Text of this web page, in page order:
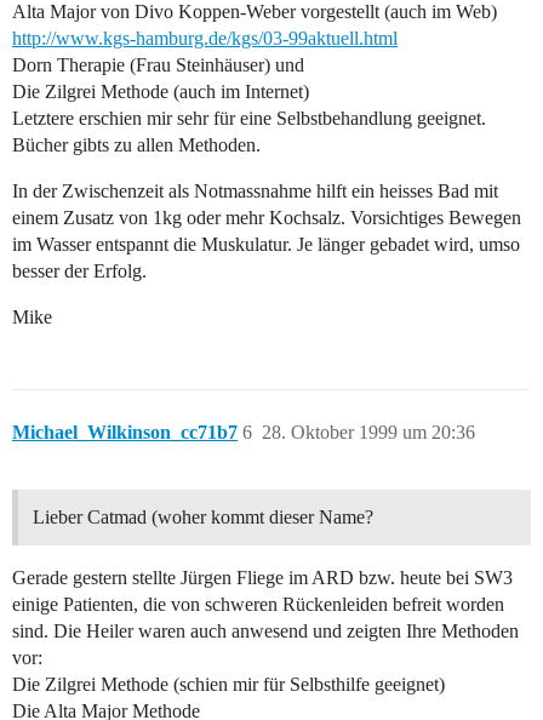
Alta Major von Divo Koppen-Weber vorgestellt (auch im Web)
http://www.kgs-hamburg.de/kgs/03-99aktuell.html
Dorn Therapie (Frau Steinhäuser) und
Die Zilgrei Methode (auch im Internet)
Letztere erschien mir sehr für eine Selbstbehandlung geeignet.
Bücher gibts zu allen Methoden.
In der Zwischenzeit als Notmassnahme hilft ein heisses Bad mit
einem Zusatz von 1kg oder mehr Kochsalz. Vorsichtiges Bewegen
im Wasser entspannt die Muskulatur. Je länger gebadet wird, umso
besser der Erfolg.
Mike
Michael_Wilkinson_cc71b7 28. Oktober 1999 um 20:36
6
Lieber Catmad (woher kommt dieser Name?
Gerade gestern stellte Jürgen Fliege im ARD bzw. heute bei SW3
einige Patienten, die von schweren Rückenleiden befreit worden
sind. Die Heiler waren auch anwesend und zeigten Ihre Methoden
vor:
Die Zilgrei Methode (schien mir für Selbsthilfe geeignet)
Die Alta Major Methode